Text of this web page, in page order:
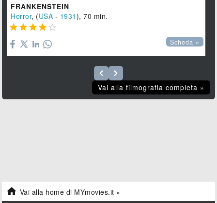
FRANKENSTEIN
Horror, (USA - 1931 ), 70 min.
    
Scheda »
Vai alla filmografia completa »
 Vai alla home di MYmovies.it »